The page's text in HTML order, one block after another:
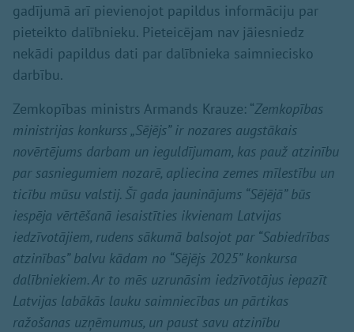
gadījumā arī pievienojot papildus informāciju par
pieteikto dalībnieku. Pieteicējam nav jāiesniedz
nekādi papildus dati par dalībnieka saimniecisko
darbību.
Zemkopības ministrs Armands Krauze: “Zemkopības
ministrijas konkurss „Sējējs” ir nozares augstākais
novērtējums darbam un ieguldījumam, kas pauž atzinību
par sasniegumiem nozarē, apliecina zemes mīlestību un
ticību mūsu valstij. Šī gada jauninājums “Sējējā” būs
iespēja vērtēšanā iesaistīties ikvienam Latvijas
iedzīvotājiem, rudens sākumā balsojot par “Sabiedrības
atzinības” balvu kādam no “Sējējs 2025” konkursa
dalībniekiem. Ar to mēs uzrunāsim iedzīvotājus iepazīt
Latvijas labākās lauku saimniecības un pārtikas
ražošanas uzņēmumus, un paust savu atzinību